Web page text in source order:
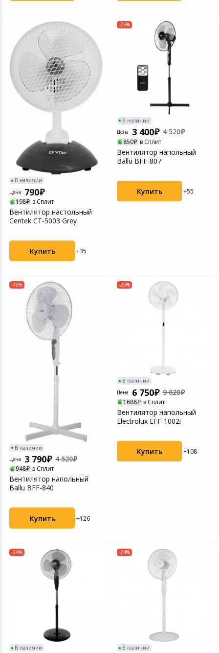
В наличии
Цена
790
198 в Сплит
Вентилятор настольный
Centek CT-5003 Grey
Купить +35
-25%
В наличии
Цена
3 400 4 520
850 в Сплит
Вентилятор напольный
Ballu BFF-807
Купить +55
-16%
В наличии
Цена
3 790 4 520
948 в Сплит
Вентилятор напольный
Ballu BFF-840
Купить +126
-25%
В наличии
Цена
6 750 9 020
1688 в Сплит
Вентилятор напольный
Electrolux EFF-1002i
Купить +108
-24%
В наличии
-24%
В наличии